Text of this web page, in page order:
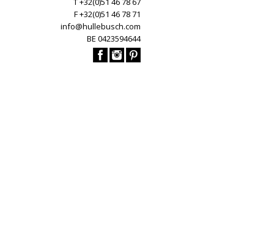
F +32(0)51 46 78 71
info@hullebusch.com
BE 0423594644